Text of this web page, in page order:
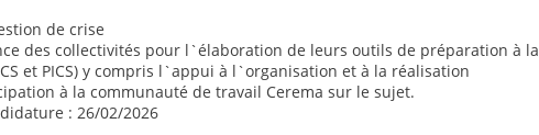
de crise
des collectivités pour l`élaboration de leurs outils de préparation à la
et PICS) y compris l`appui à l`organisation et à la réalisation
à la communauté de travail Cerema sur le sujet.
: 26/02/2026